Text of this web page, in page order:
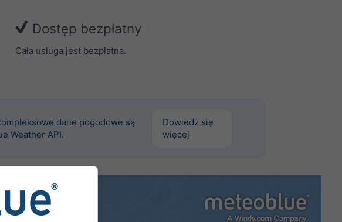
Dostęp bezpłatny
Cała usługa jest bezpłatna.
dane pogodowe są
Weather API.
Dowiedz się
więcej